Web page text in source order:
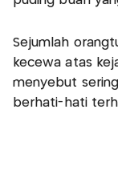
Sejumlah
kecewa atas
menyebut
berhati-hati